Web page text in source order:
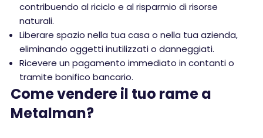
contribuendo al riciclo e al risparmio di risorse
naturali.
Liberare spazio nella tua casa o nella tua azienda,
eliminando oggetti inutilizzati o danneggiati.
Ricevere un pagamento immediato in contanti o
tramite bonifico bancario.
Come vendere il tuo rame a
Metalman?